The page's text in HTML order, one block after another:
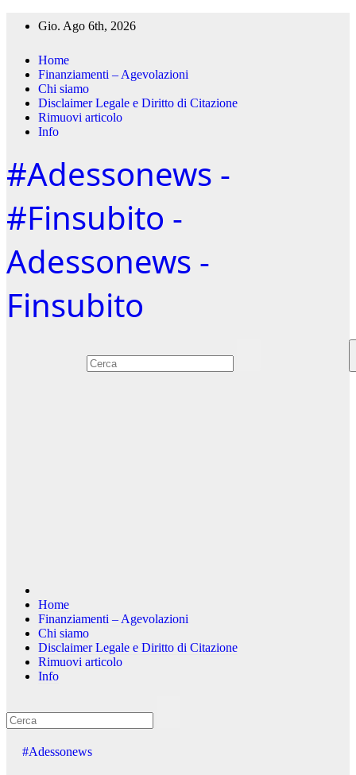
Gio. Ago 6th, 2026
Home
Finanziamenti – Agevolazioni
Chi siamo
Disclaimer Legale e Diritto di Citazione
Rimuovi articolo
Info
#Adessonews -
#Finsubito -
Adessonews -
Finsubito
Home
Finanziamenti – Agevolazioni
Chi siamo
Disclaimer Legale e Diritto di Citazione
Rimuovi articolo
Info
#Adessonews